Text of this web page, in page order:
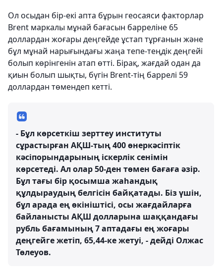
Ол осыдан бір-екі апта бұрын геосаяси факторлар
Brent маркалы мұнай бағасын барреліне 65
доллардан жоғары деңгейде ұстап тұрғанын және
бұл мұнай нарығындағы жаңа тепе-теңдік деңгейі
болып көрінгенін атап өтті. Бірақ, жағдай одан да
қиын болып шықты, бүгін Brent-тің баррелі 59
доллардан төмендеп кетті.
- Бұл көрсеткіш зерттеу институты
сұрастырған АҚШ-тың 400 өнеркәсіптік
кәсіпорындарының іскерлік сенімін
көрсетеді. Ал олар 50-ден төмен бағаға әзір.
Бұл тағы бір қосымша жаһандық
құлдыраудың белгісін байқатады. Біз үшін,
бұл арада ең өкініштісі, осы жағдайларға
байланысты АҚШ долларына шаққандағы
рубль бағамының 7 аптадағы ең жоғары
деңгейге жетіп, 65,44-ке жетуі, - дейді Олжас
Төлеуов.